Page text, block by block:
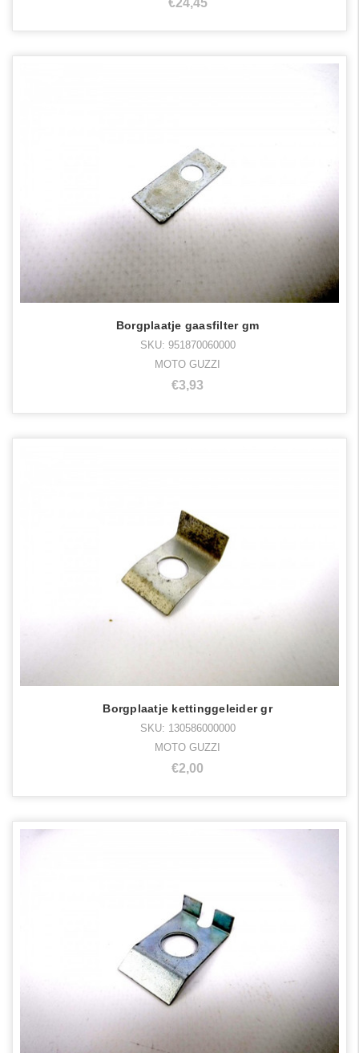
Borgplaatje gaasfilter gm
SKU: 951870060000
MOTO GUZZI
€3,93
Borgplaatje kettinggeleider gr
SKU: 130586000000
MOTO GUZZI
€2,00